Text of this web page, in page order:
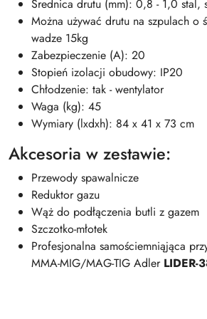
Średnica drutu (mm): 0,8 - 1,0 stal,
Można używać drutu na szpulach o
wadze 15kg
Zabezpieczenie (A): 20
Stopień izolacji obudowy: IP20
Chłodzenie: tak - wentylator
Waga (kg): 45
Wymiary (lxdxh): 84 x 41 x 73 cm
Akcesoria w zestawie:
Przewody spawalnicze
Reduktor gazu
Wąż do podłączenia butli z gazem
Szczotko-młotek
Profesjonalna samościemniąjąca
MMA-MIG/MAG-TIG Adler LIDER-